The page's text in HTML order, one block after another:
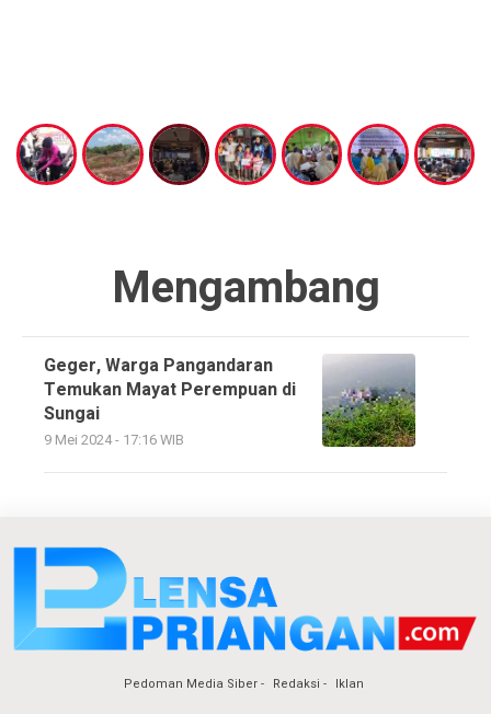
Mengambang
Geger, Warga Pangandaran
Temukan Mayat Perempuan di
Sungai
9 Mei 2024 - 17:16 WIB
Pedoman Media Siber Redaksi Iklan